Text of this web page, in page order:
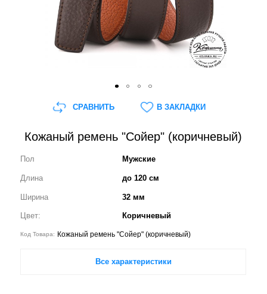
Кожаный ремень "Сойер" (коричневый)
Пол Мужские
Длина до 120 см
Ширина 32 мм
Цвет: Коричневый
Код Товара: Кожаный ремень "Сойер" (коричневый)
Все характеристики
СРАВНИТЬ В ЗАКЛАДКИ